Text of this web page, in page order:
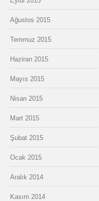
Ağustos 2015
Temmuz 2015
Haziran 2015
Mayıs 2015
Nisan 2015
Mart 2015
Şubat 2015
Ocak 2015
Aralık 2014
Kasım 2014